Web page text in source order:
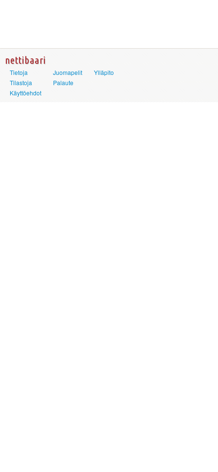
nettibaari
Tietoja
Tilastoja
Käyttöehdot
Juomapelit
Palaute
Ylläpito